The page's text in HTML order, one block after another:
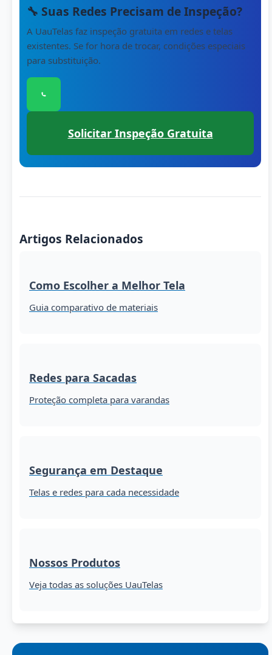
🔧 Suas Redes Precisam de Inspeção?
A UauTelas faz inspeção gratuita em redes e telas
existentes. Se for hora de trocar, condições especiais
para substituição.
Solicitar Inspeção Gratuita
Artigos Relacionados
Como Escolher a Melhor Tela
Guia comparativo de materiais
Redes para Sacadas
Proteção completa para varandas
Segurança em Destaque
Telas e redes para cada necessidade
Nossos Produtos
Veja todas as soluções UauTelas